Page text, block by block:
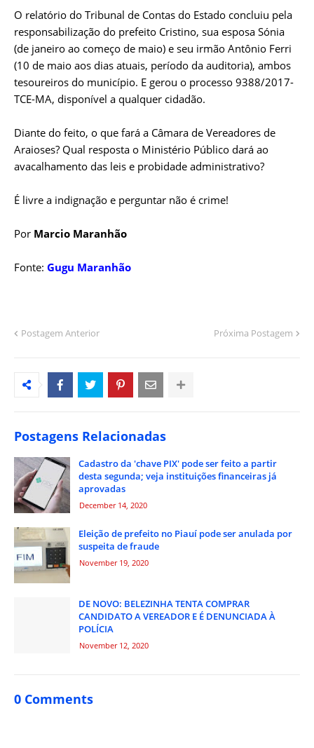
O relatório do Tribunal de Contas do Estado concluiu pela
responsabilização do prefeito Cristino, sua esposa Sónia
(de janeiro ao começo de maio) e seu irmão Antônio Ferri
(10 de maio aos dias atuais, período da auditoria), ambos
tesoureiros do município. E gerou o processo 9388/2017-
TCE-MA, disponível a qualquer cidadão.
Diante do feito, o que fará a Câmara de Vereadores de
Araioses? Qual resposta o Ministério Público dará ao
avacalhamento das leis e probidade administrativo?
É livre a indignação e perguntar não é crime!
Por Marcio Maranhão
Fonte: Gugu Maranhão
Postagem Anterior Próxima Postagem
Postagens Relacionadas
Cadastro da 'chave PIX' pode ser feito a partir
desta segunda; veja instituições financeiras já
aprovadas
December 14, 2020
Eleição de prefeito no Piauí pode ser anulada por
suspeita de fraude
November 19, 2020
DE NOVO: BELEZINHA TENTA COMPRAR
CANDIDATO A VEREADOR E É DENUNCIADA À
POLÍCIA
November 12, 2020
0 Comments